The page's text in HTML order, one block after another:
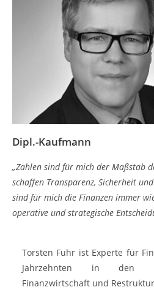
Dipl.-Kaufmann
„Zahlen sind für mich der Maßstab
schaffen Transparenz, Sicherheit
sind für mich die Finanzen immer
operative und strategische
Torsten Fuhr ist Experte für
Jahrzehnten in den
Finanzwirtschaft und